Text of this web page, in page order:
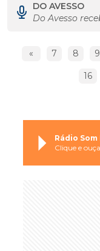
DO AVESSO
Do Avesso
« 7 8 9
16
Rádio
Clique e